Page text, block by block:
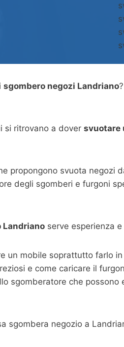
sgombero negozi Landriano
si ritrovano a dover svuotare
propongono svuota negozi
degli sgomberi e furgoni
Landriano serve esperienza
un mobile soprattutto farlo
e come caricare il
sgomberatore che
sgombera negozio a